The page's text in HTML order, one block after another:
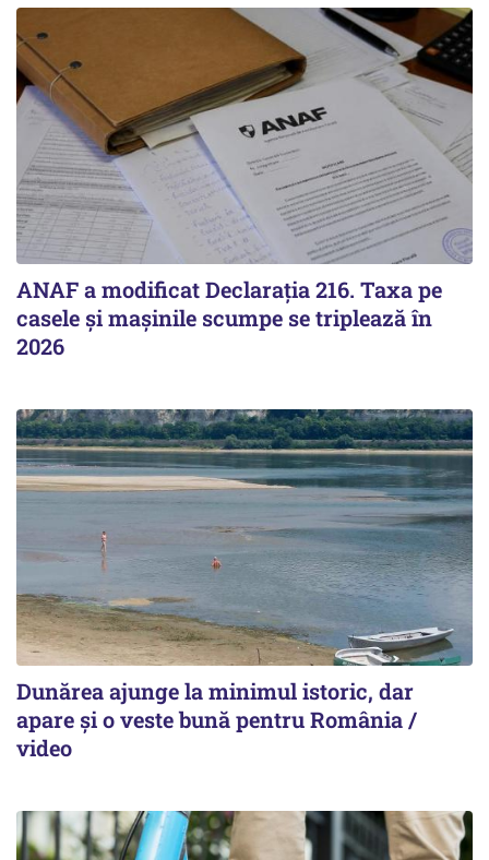
ANAF a modificat Declarația 216. Taxa pe
casele și mașinile scumpe se triplează în
2026
Dunărea ajunge la minimul istoric, dar
apare și o veste bună pentru România /
video